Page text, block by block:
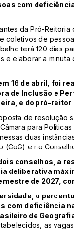
com
da Pró-Reitoria
coletivos de
terá 120 dias
e elaborar a
16 de abril, foi
de Inclusão e
e do pró-reitor
de resolução
para
duas
(CoG) e no
conselhos, a
deliberativa
de 2027,
o
com deficiência
de
as